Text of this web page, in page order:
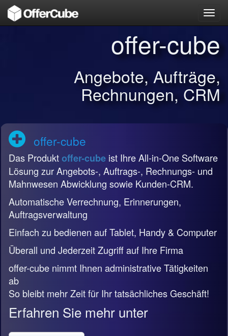
offer-cube
Angebote, Aufträge,
Rechnungen, CRM
offer-cube
Das Produktoffer-cube ist Ihre All-in-One Software
Lösung zur Angebots-, Auftrags-, Rechnungs- und
Mahnwesen Abwicklung sowie Kunden-CRM.
Automatische Verrechnung, Erinnerungen,
Auftragsverwaltung
Einfach zu bedienen auf Tablet, Handy & Computer
Überall und Jederzeit Zugriff auf Ihre Firma
offer-cube nimmt Ihnen administrative Tätigkeiten
ab
So bleibt mehr Zeit für Ihr tatsächliches Geschäft!
Erfahren Sie mehr unter